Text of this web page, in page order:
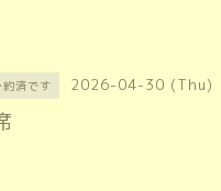
約済です 2026-04-30 (Thu)